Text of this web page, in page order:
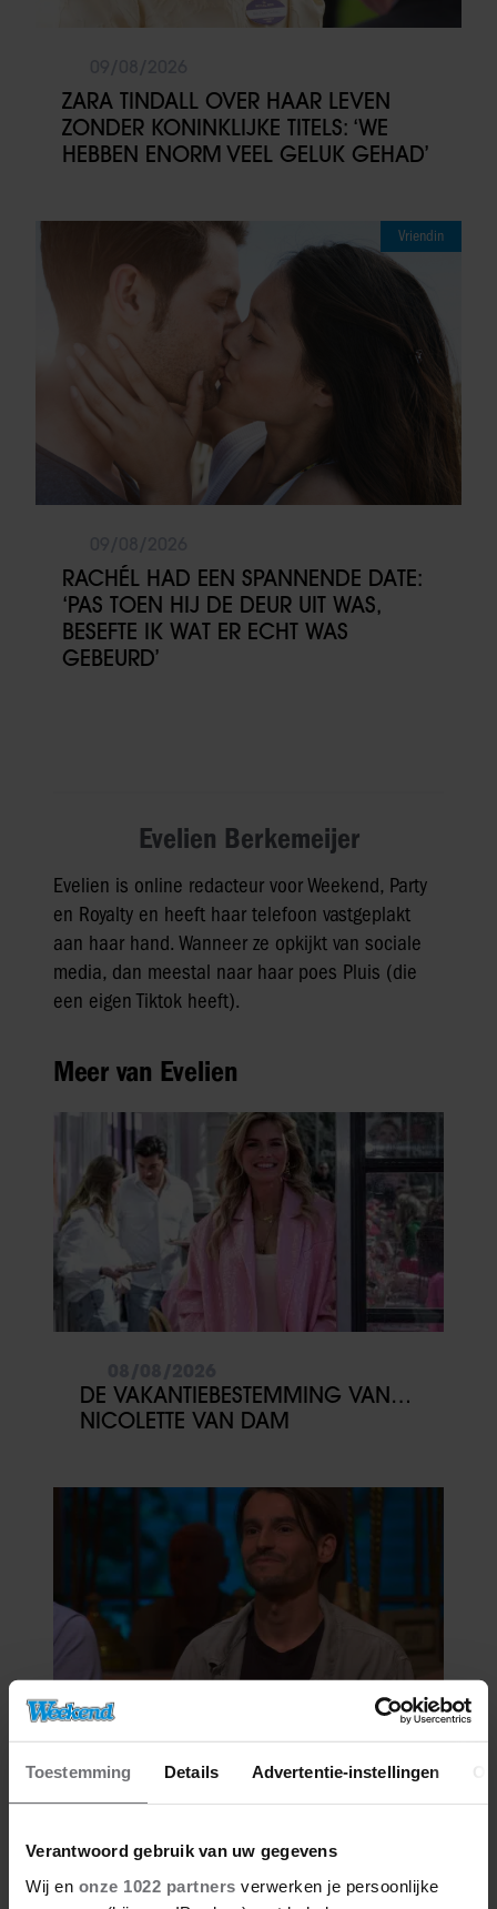
Toestemming Details Advertentie-instellingen
Verantwoord gebruik van uw gegevens
Wij en onze 1022 partners verwerken je persoonlijke
ZARA TINDALL OVER HAAR LEVEN
ZONDER KONINKLIJKE TITELS: ‘WE
HEBBEN ENORM VEEL GELUK GEHAD’
Vriendin
RACHÉL HAD EEN SPANNENDE DATE:
‘PAS TOEN HIJ DE DEUR UIT WAS,
BESEFTE IK WAT ER ECHT WAS
GEBEURD’
Evelien Berkemeijer
Evelien is online redacteur voor Weekend, Party
en Royalty en heeft haar telefoon vastgeplakt
aan haar hand. Wanneer ze opkijkt van sociale
media, dan meestal naar haar poes Pluis (die
een eigen Tiktok heeft).
Meer van Evelien
DE VAKANTIEBESTEMMING VAN…
NICOLETTE VAN DAM
06/08/2026
VICTOR VLAM BEKRITISEERT TIM
NIEHE NA DUIDELIJKE GRENS
ONSYMPATHIEK’